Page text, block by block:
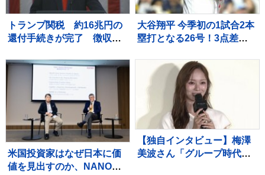
トランプ関税 約16兆円の
還付手続きが完了 徴収総
大谷翔平 今季初の1試合2本
塁打となる26号！3点差の8
騒然 1点差に詰め寄る
米国投資家はなぜ日本に価
値を見出すのか、NANOホ
【独自インタビュー】梅澤
美波さん「グループ時代は